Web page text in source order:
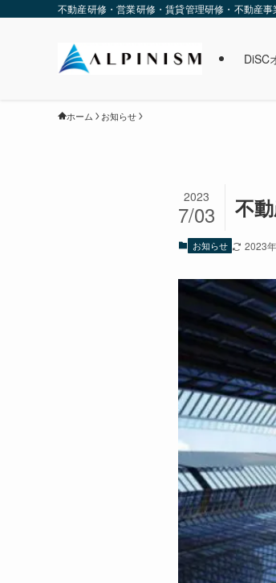
不動産研修・営業研修・賃貸管理研修・不動産
DiSC
ホーム お知らせ
不
2023
7/03
お知らせ 2023